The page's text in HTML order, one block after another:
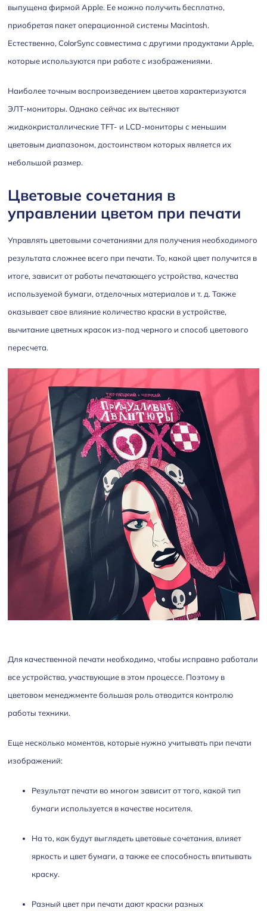
выпущена фирмой Apple. Ее можно получить бесплатно,
приобретая пакет операционной системы Macintosh.
Естественно, ColorSync совместима с другими продуктами Apple,
которые используются при работе с изображениями.
Наиболее точным воспроизведением цветов характеризуются
ЭЛТ-мониторы. Однако сейчас их вытесняют
жидкокристаллические TFT- и LCD-мониторы с меньшим
цветовым диапазоном, достоинством которых является их
небольшой размер.
Цветовые сочетания в
управлении цветом при печати
Управлять цветовыми сочетаниями для получения необходимого
результата сложнее всего при печати. То, какой цвет получится в
итоге, зависит от работы печатающего устройства, качества
используемой бумаги, отделочных материалов и т. д. Также
оказывает свое влияние количество краски в устройстве,
вычитание цветных красок из-под черного и способ цветового
пересчета.
Для качественной печати необходимо, чтобы исправно работали
все устройства, участвующие в этом процессе. Поэтому в
цветовом менеджменте большая роль отводится контролю
работы техники.
Еще несколько моментов, которые нужно учитывать при печати
изображений:
Результат печати во многом зависит от того, какой тип
бумаги используется в качестве носителя.
На то, как будут выглядеть цветовые сочетания, влияет
яркость и цвет бумаги, а также ее способность впитывать
краску.
Разный цвет при печати дают краски разных